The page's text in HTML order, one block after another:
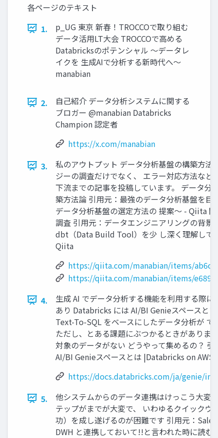
各ページのテキスト
1.
p_UG 東京 新春！TROCCOで取り組む
データ活用LT大会 TROCCOで高める
Databricksのポテンシャル ～データレ
イクを 生成AIで分析する新時代へ～
manabian
2.
自己紹介 データ分析システムに関する
ブロガー @manabian Databricks
Champion 認定者
https://x.com/manabian
3.
私のアウトプット データ分析基盤の構築方法
ジーの調査だけでなく、 エラー対応方法など
下流までの記事を投稿しています。 データ分
築方法論 引用元：最強のデータ分析基盤を目
データ分析基盤の選定方法の 提案～ - Qiita
調査 引用元：データエンジニアリングの背景
dbt（Data Build Tool）を少 し深く理解して
Qiita
https://qiita.com/manabian/items/
https://qiita.com/manabian/items/
4.
生成 AI でデータ分析する機能を利用する際に
あり Databricks には AI/BI Genieスペースと
Text-To-SQL をベースにしたデータ分析が で
ただし、とある課題にぶつかるときがありま
対象のデータがない どうやって集めるの？ 引
AI/BI Genieスペースとは |Databricks on AWS
https://docs.databricks.com/ja/genie/
5.
他システムからのデータ連携はけっこう大変
テップがまでが大変で、 いわゆるクイックウ
功）を成し遂げるのが困難です 引用元：
DWH と連携しておいて!!と言われた時に読む